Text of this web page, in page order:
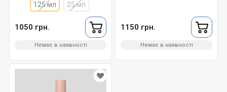
125 мл
25 мл
1050 грн.
Немає в наявності
1150 грн.
Немає в наявності